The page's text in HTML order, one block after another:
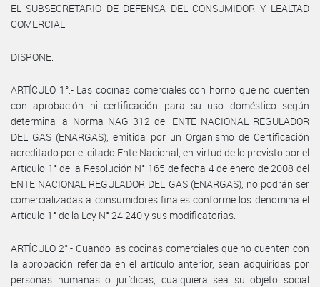
EL SUBSECRETARIO DE DEFENSA DEL CONSUMIDOR Y LEALTAD
COMERCIAL
DISPONE:
ARTÍCULO 1°.- Las cocinas comerciales con horno que no cuenten
con aprobación ni certificación para su uso doméstico según
determina la Norma NAG 312 del ENTE NACIONAL REGULADOR
DEL GAS (ENARGAS), emitida por un Organismo de Certificación
acreditado por el citado Ente Nacional, en virtud de lo previsto por el
Artículo 1° de la Resolución N° 165 de fecha 4 de enero de 2008 del
ENTE NACIONAL REGULADOR DEL GAS (ENARGAS), no podrán ser
comercializadas a consumidores finales conforme los denomina el
Artículo 1° de la Ley N° 24.240 y sus modificatorias.
ARTÍCULO 2°.- Cuando las cocinas comerciales que no cuenten con
la aprobación referida en el artículo anterior, sean adquiridas por
personas humanas o jurídicas, cualquiera sea su objeto social